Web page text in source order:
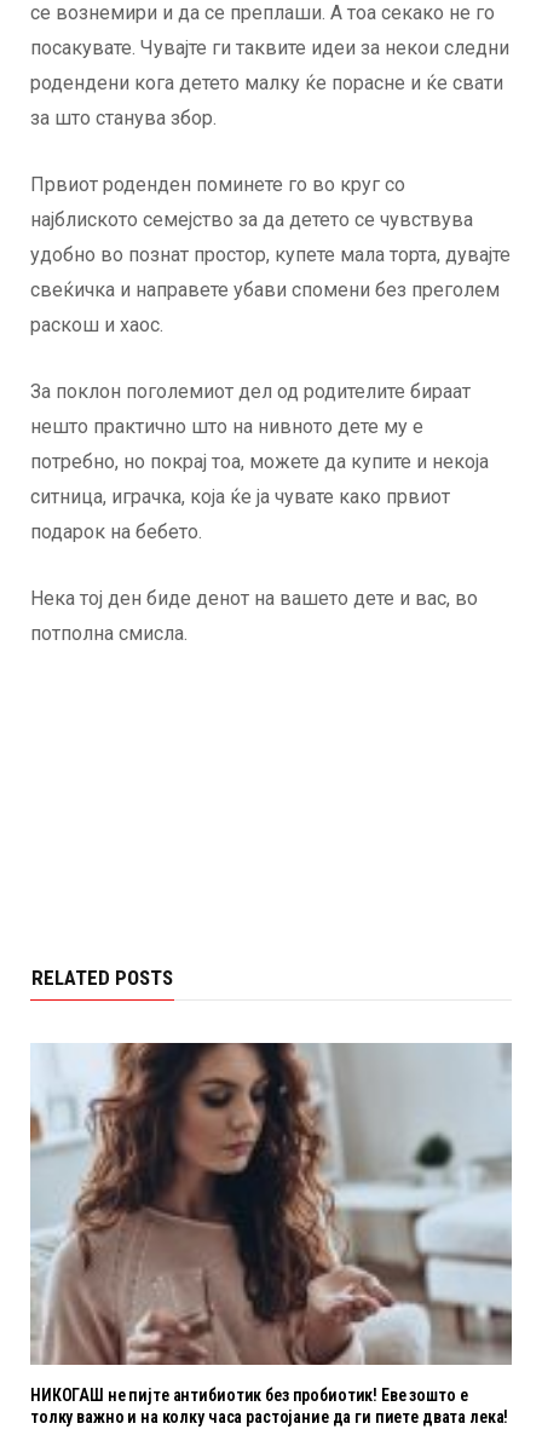
се вознемири и да се преплаши. А тоа секако не го
посакувате. Чувајте ги таквите идеи за некои следни
родендени кога детето малку ќе порасне и ќе свати
за што станува збор.
Првиот роденден поминете го во круг со
најблиското семејство за да детето се чувствува
удобно во познат простор, купете мала торта, дувајте
свеќичка и направете убави спомени без преголем
раскош и хаос.
За поклон поголемиот дел од родителите бираат
нешто практично што на нивното дете му е
потребно, но покрај тоа, можете да купите и некоја
ситница, играчка, која ќе ја чувате како првиот
подарок на бебето.
Нека тој ден биде денот на вашето дете и вас, во
потполна смисла.
RELATED POSTS
НИКОГАШ не пијте антибиотик без пробиотик! Еве зошто е
толку важно и на колку часа растојание да ги пиете двата лека!